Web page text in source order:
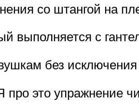
со штангой на
выполняется с
без
это упражнение